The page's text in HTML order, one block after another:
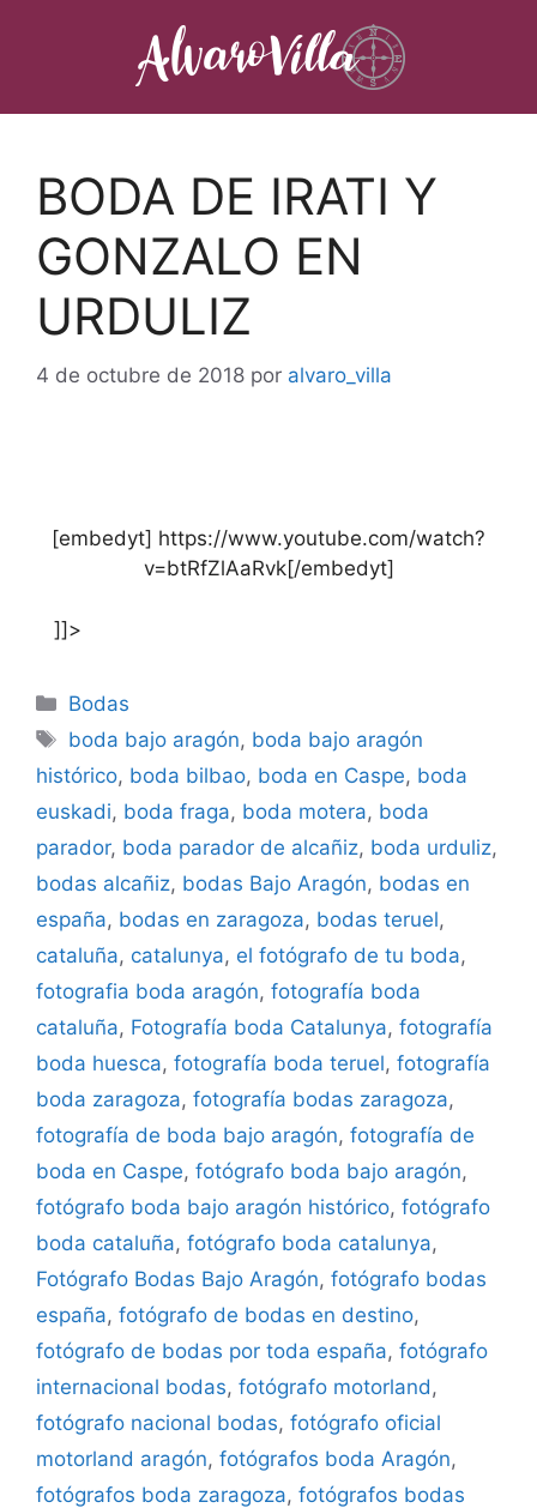
BODA DE IRATI Y
GONZALO EN
URDULIZ
4 de octubre de 2018 por alvaro_villa
[embedyt] https://www.youtube.com/watch?
v=btRfZlAaRvk[/embedyt]
]]>
Categorías
Bodas
Etiquetas
boda bajo aragón, boda bajo aragón
histórico, boda bilbao, boda en Caspe, boda
euskadi, boda fraga, boda motera, boda
parador, boda parador de alcañiz, boda urduliz,
bodas alcañiz, bodas Bajo Aragón, bodas en
españa, bodas en zaragoza, bodas teruel,
cataluña, catalunya, el fotógrafo de tu boda,
fotografia boda aragón, fotografía boda
cataluña, Fotografía boda Catalunya, fotografía
boda huesca, fotografía boda teruel, fotografía
boda zaragoza, fotografía bodas zaragoza,
fotografía de boda bajo aragón, fotografía de
boda en Caspe, fotógrafo boda bajo aragón,
fotógrafo boda bajo aragón histórico, fotógrafo
boda cataluña, fotógrafo boda catalunya,
Fotógrafo Bodas Bajo Aragón, fotógrafo bodas
españa, fotógrafo de bodas en destino,
fotógrafo de bodas por toda españa, fotógrafo
internacional bodas, fotógrafo motorland ,
fotógrafo nacional bodas, fotógrafo oficial
motorland aragón, fotógrafos boda Aragón,
fotógrafos boda zaragoza, fotógrafos bodas